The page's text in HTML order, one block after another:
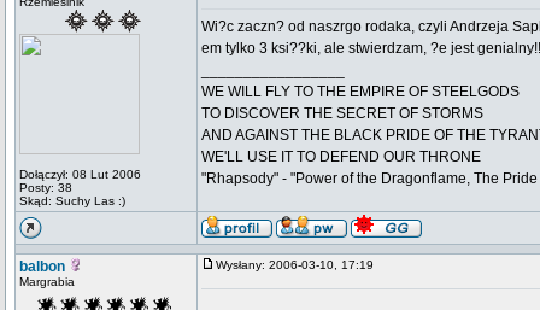
Dołączył: 08 Lut 2006
Posty: 38
Skąd: Suchy Las :)
Wi?c zaczn? od naszrgo rodaka, czyli Andrzeja
em tylko 3 ksi??ki, ale stwierdzam, ?e jest
WE WILL FLY TO THE EMPIRE OF STEELGODS
TO DISCOVER THE SECRET OF STORMS
AND AGAINST THE BLACK PRIDE OF THE
WE'LL USE IT TO DEFEND OUR THRONE
"Rhapsody" - "Power of the Dragonflame, The Pride
balbon
Margrabia
Wysłany: 2006-03-10, 17:19